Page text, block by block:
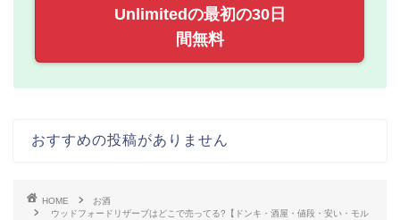
Unlimitedの最初の30日
間無料
おすすめの投稿がありません
HOME
お酒
ウッドフォードリザーブはどこで売ってる?【ドンキ・酒屋・値段・安い・モル